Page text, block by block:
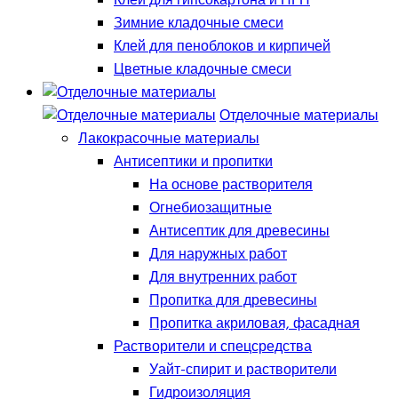
Зимние кладочные смеси
Клей для пеноблоков и кирпичей
Цветные кладочные смеси
Отделочные материалы
Лакокрасочные материалы
Антисептики и пропитки
На основе растворителя
Огнебиозащитные
Антисептик для древесины
Для наружных работ
Для внутренних работ
Пропитка для древесины
Пропитка акриловая, фасадная
Растворители и спецсредства
Уайт-спирит и растворители
Гидроизоляция